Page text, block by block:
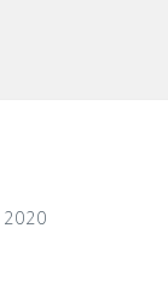
2020